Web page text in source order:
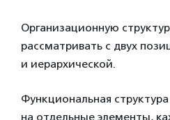
Организационную
рассматривать с двух
и иерархической.
Функциональная
на отдельные элементы,